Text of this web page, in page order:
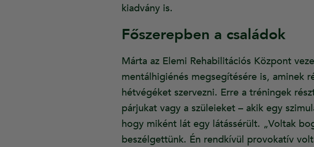
kiadvány is.
Főszerepben a családok
Márta az Elemi Rehabilitációs Központ
mentálhigiénés megsegítésére is, aminek
hétvégéket szervezni. Erre a tréningek
párjukat vagy a szüleieket – akik egy
hogy miként lát egy látássérült. „Voltak
beszélgettünk. Én rendkívül provokatív